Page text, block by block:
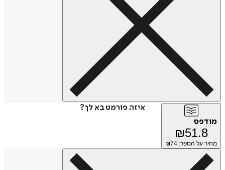
איזה פורמט בא לך?
מודפס
₪51.8
מחיר על הספר: ₪ 74